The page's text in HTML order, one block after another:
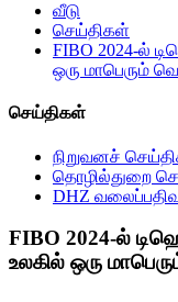
வீடு
செய்திகள்
FIBO 2024-ல்
ஒரு மாபெரும்
செய்திகள்
நிறுவனச்
தொழில்துறை
DHZ
FIBO 2024-ல்
உலகில் ஒரு